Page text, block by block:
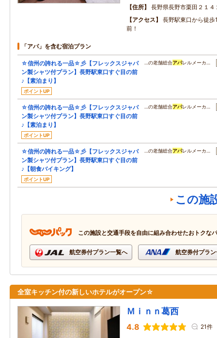
住所
長野県長野市栗田２１４
アクセス
長野駅東口から徒
前！
「アパ」を含む宿泊プラン
☆信州の誇れる一品☆彡【フレックスジャパ
ン製シャツ付プラン】長野駅東口すぐ目の前
♪【素泊まり】
ポイントUP
…の老舗総合アパレルメーカ…
☆信州の誇れる一品☆彡【フレックスジャパ
ン製シャツ付プラン】長野駅東口すぐ目の前
♪【素泊まり】
ポイントUP
…の老舗総合アパレルメーカ…
☆信州の誇れる一品☆彡【フレックスジャパ
ン製シャツ付プラン】長野駅東口すぐ目の前
♪【朝食バイキング】
ポイントUP
…の老舗総合アパレルメーカ…
この施
この施設と交通手段を自由に組み合わせたおトクな
航空券付プラン一覧へ 航空券付プラ
全室キッチン付の新しいホテルがオープン☆
Ｍｉｎｎ葛西
4.8 21件